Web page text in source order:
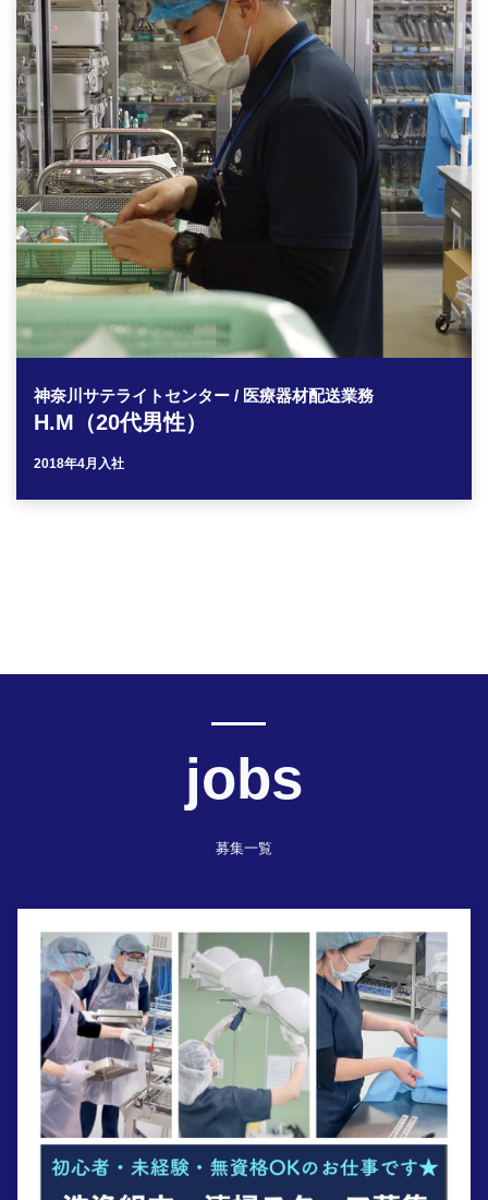
神奈川サテライトセンター / 医療器材配送業務
H.M（20代男性）
2018年4月入社
jobs
募集一覧